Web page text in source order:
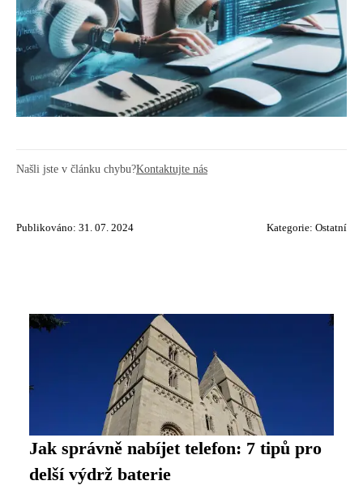
Našli jste v článku chybu?Kontaktujte nás
Publikováno: 31. 07. 2024 Kategorie: Ostatní
Jak správně nabíjet telefon: 7 tipů pro
delší výdrž baterie